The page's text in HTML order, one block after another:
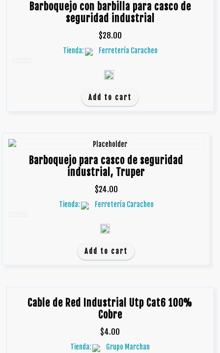
Barboquejo con barbilla para casco de
seguridad industrial
$28.00
Tienda: Ferretería Caracheo
Add to cart
Barboquejo para casco de seguridad
industrial, Truper
$24.00
Tienda: Ferretería Caracheo
Add to cart
Cable de Red Industrial Utp Cat6 100%
Cobre
$4.00
Tienda: Grupo Marchan